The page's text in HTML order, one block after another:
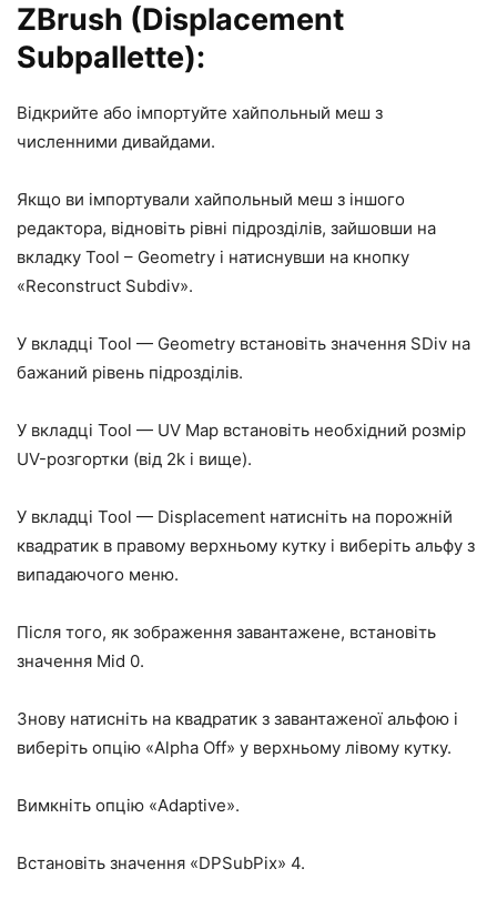
ZBrush (Displacement
Subpallette):
Відкрийте або імпортуйте хайпольный меш з
численними дивайдами.
Якщо ви імпортували хайпольный меш з іншого
редактора, відновіть рівні підрозділів, зайшовши на
вкладку Tool – Geometry і натиснувши на кнопку
«Reconstruct Subdiv».
У вкладці Tool — Geometry встановіть значення SDiv на
бажаний рівень підрозділів.
У вкладці Tool — UV Map встановіть необхідний розмір
UV-розгортки (від 2k і вище).
У вкладці Tool — Displacement натисніть на порожній
квадратик в правому верхньому кутку і виберіть альфу з
випадаючого меню.
Після того, як зображення завантажене, встановіть
значення Mid 0.
Знову натисніть на квадратик з завантаженої альфою і
виберіть опцію «Alpha Off» у верхньому лівому кутку.
Вимкніть опцію «Adaptive».
Встановіть значення «DPSubPix» 4.